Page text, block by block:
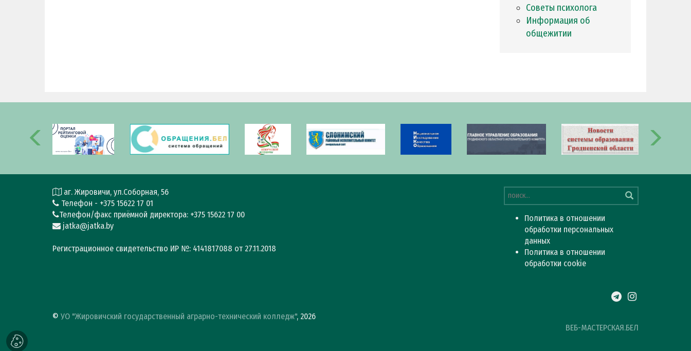
Советы психолога
Информация об
общежитии
аг. Жировичи, ул.Соборная, 56
Телефон - +375 15622 17 01
Телефон/факс приёмной директора: +375 15622 17 00
jatka@jatka.by
Регистрационное свидетельство ИР №: 4141817088 от 27.11.2018
Политика в отношении
обработки персональных
данных
Политика в отношении
обработки cookie
© УО "Жировичский государственный аграрно-технический колледж", 2026
ВЕБ-МАСТЕРСКАЯ.БЕЛ